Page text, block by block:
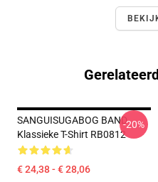
SANGUISUGABOG BAND
Klassieke T-Shirt RB0812
€ 24,38 - € 28,06
-20%